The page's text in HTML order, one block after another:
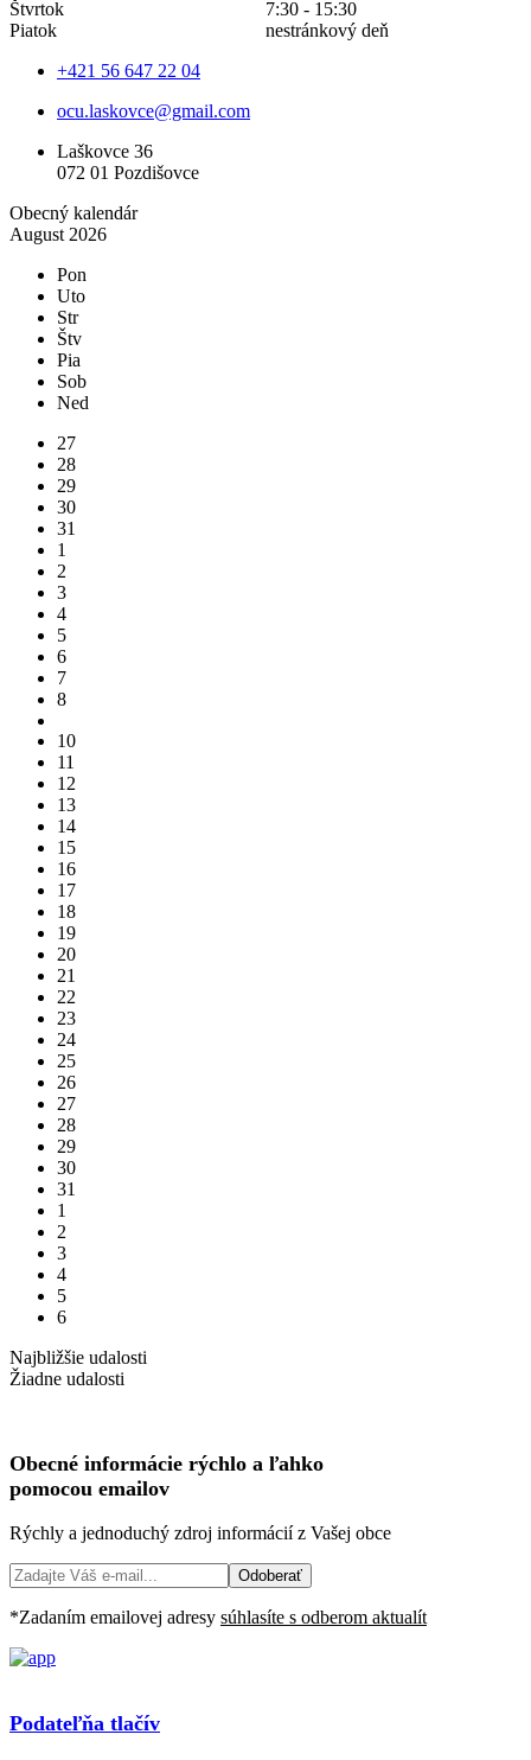
Štvrtok
7:30 - 15:30
Piatok
nestránkový deň
+421 56 647 22 04
ocu.laskovce@gmail.com
Laškovce 36
072 01 Pozdišovce
Obecný kalendár
August 2026
Pon
Uto
Str
Štv
Pia
Sob
Ned
27
28
29
30
31
1
2
3
4
5
6
7
8
10
11
12
13
14
15
16
17
18
19
20
21
22
23
24
25
26
27
28
29
30
31
1
2
3
4
5
6
Najbližšie udalosti
Žiadne udalosti
Obecné informácie rýchlo a ľahko
pomocou emailov
Rýchly a jednoduchý zdroj informácií z Vašej obce
Odoberať
*Zadaním emailovej adresy súhlasíte s odberom aktualít
Podateľňa tlačív